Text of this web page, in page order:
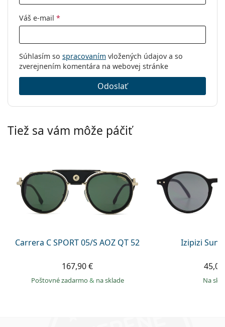
Váš e-mail *
Súhlasím so spracovaním vložených údajov a so
zverejnením komentára na webovej stránke
Odoslať
Tiež sa vám môže páčiť
Carrera C SPORT 05/S AOZ QT 52
167,90 €
Poštovné zadarmo& na sklade
Izipizi Sun
na